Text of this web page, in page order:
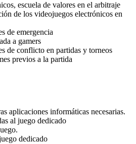
escuela de valores en el arbitraje
de los videojuegos electrónicos en
de emergencia
a gamers
de conflicto en partidas y torneos
previos a la partida
aplicaciones informáticas necesarias.
al juego dedicado
dedicado